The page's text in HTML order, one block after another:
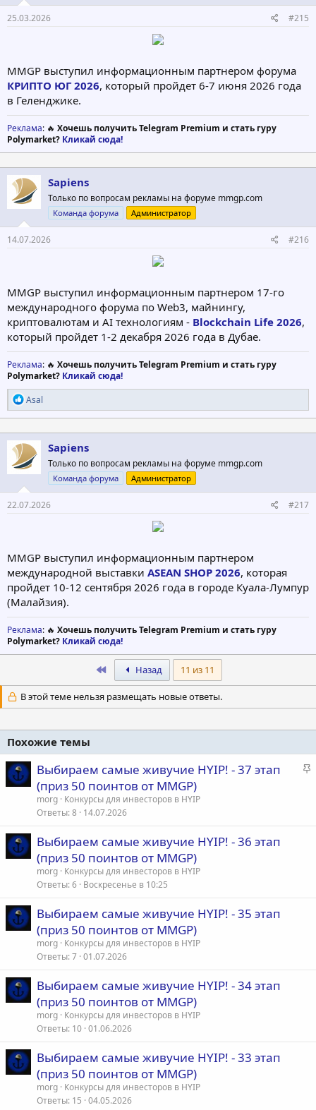
25.03.2026 #215
MMGP выступил информационным партнером форума
КРИПТО ЮГ 2026, который пройдет 6-7 июня 2026 года
в Геленджике.
Реклама: 🔥 Хочешь получить Telegram Premium и стать гуру
Polymarket? Кликай сюда!
Sapiens
Только по вопросам рекламы на форуме mmgp.com
Команда форума Администратор
14.07.2026 #216
MMGP выступил информационным партнером 17-го
международного форума по Web3, майнингу,
криптовалютам и AI технологиям - Blockchain Life 2026,
который пройдет 1-2 декабря 2026 года в Дубае.
Реклама: 🔥 Хочешь получить Telegram Premium и стать гуру
Polymarket? Кликай сюда!
Р
е
а
к
ц
и
:
Asal
Sapiens
Только по вопросам рекламы на форуме mmgp.com
Команда форума Администратор
22.07.2026 #217
MMGP выступил информационным партнером
международной выставки ASEAN SHOP 2026, которая
пройдет 10-12 сентября 2026 года в городе Куала-Лумпур
(Малайзия).
Реклама: 🔥 Хочешь получить Telegram Premium и стать гуру
Polymarket? Кликай сюда!
First Назад 11 из 11
В этой теме нельзя размещать новые ответы.
Похожие темы
З
Выбираем самые живучие HYIP! - 37 этап
(приз 50 поинтов от MMGP)
morg Конкурсы для инвесторов в HYIP
Ответы 8 14.07.2026
Выбираем самые живучие HYIP! - 36 этап
(приз 50 поинтов от MMGP)
morg Конкурсы для инвесторов в HYIP
Ответы 6 Воскресенье в 10:25
Выбираем самые живучие HYIP! - 35 этап
(приз 50 поинтов от MMGP)
morg Конкурсы для инвесторов в HYIP
Ответы 7 01.07.2026
Выбираем самые живучие HYIP! - 34 этап
(приз 50 поинтов от MMGP)
morg Конкурсы для инвесторов в HYIP
Ответы 10 01.06.2026
Выбираем самые живучие HYIP! - 33 этап
(приз 50 поинтов от MMGP)
morg Конкурсы для инвесторов в HYIP
Ответы 15 04.05.2026